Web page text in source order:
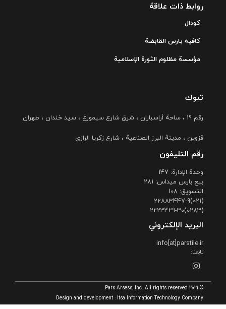
روابط ذات علاقة
کودال
کافیه بارس القابضة
مؤسسة مظلوم الثورة الإسلامیة
تبوك
رقم 19 ، ساحة أراسباران ، شرق شارع سیمورغ ، سید خندان ، طهران
قزوین ، مدینة البرز الصناعیة ، شارع زکریا الرازی
رقم التليفون
وحدة الإدارة: 147
بیع بارس میداس: 281
التسویق: 108
(021)22883447-9
(0283)2223429-30
البريد الإلكتروني
info[at]parstile.ir
تابعنا:
© 2021 Pars Arsess, Inc. All rights reserved.
Design and development : Itsa Information Technology Company